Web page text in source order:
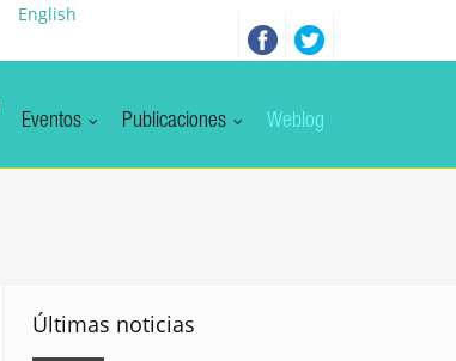
English
Eventos Publicaciones Weblog
Últimas noticias